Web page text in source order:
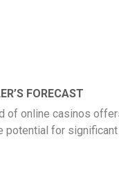
FORECAST
of online casinos
potential for
not just as a pastime,